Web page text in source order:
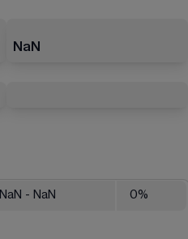
NaN
NaN - NaN 0%